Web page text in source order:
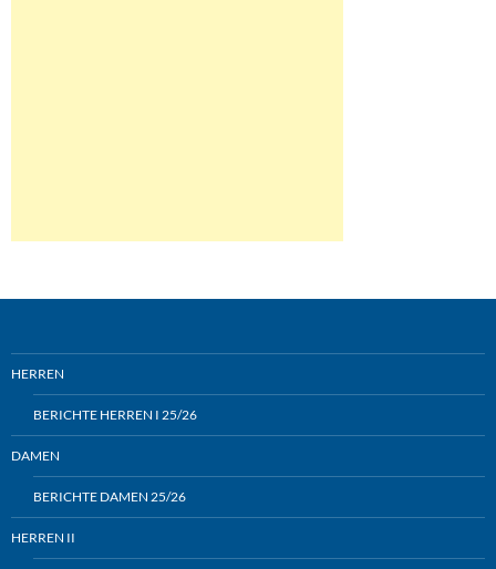
HERREN
BERICHTE HERREN I 25/26
DAMEN
BERICHTE DAMEN 25/26
HERREN II